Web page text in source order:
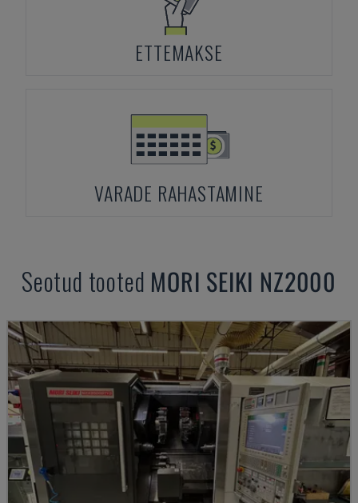
ETTEMAKSE
VARADE RAHASTAMINE
Seotud tooted MORI SEIKI NZ2000